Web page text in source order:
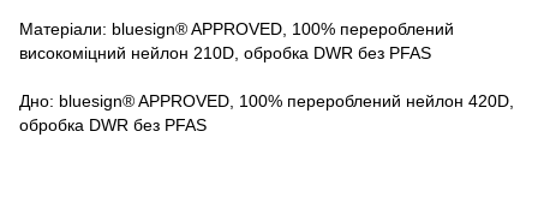
Матеріали: bluesign® APPROVED, 100% перероблений
високоміцний нейлон 210D, обробка DWR без PFAS
Дно: bluesign® APPROVED, 100% перероблений нейлон 420D,
обробка DWR без PFAS